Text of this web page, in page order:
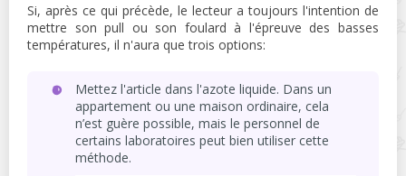
Si, après ce qui précède, le lecteur a toujours l'intention de
mettre son pull ou son foulard à l'épreuve des basses
températures, il n'aura que trois options:
Mettez l'article dans l'azote liquide. Dans un
appartement ou une maison ordinaire, cela
n’est guère possible, mais le personnel de
certains laboratoires peut bien utiliser cette
méthode.